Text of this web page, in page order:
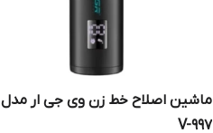
ماشین اصلاح خط زن وی جی ار مدل
V-997